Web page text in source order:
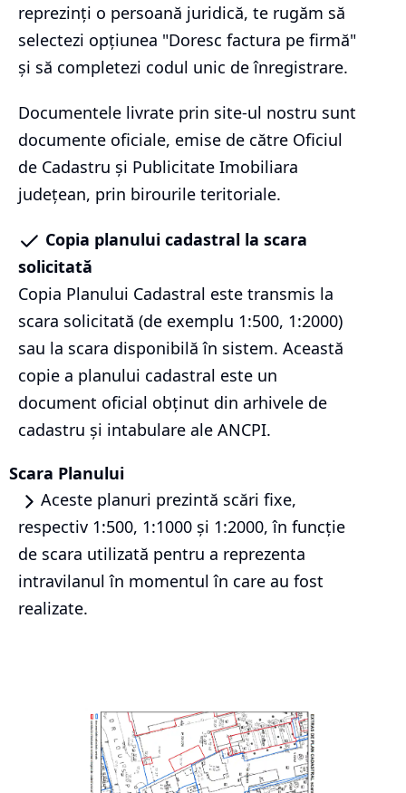
reprezinți o persoană juridică, te rugăm să
selectezi opțiunea "Doresc factura pe firmă"
și să completezi codul unic de înregistrare.
Documentele livrate prin site-ul nostru sunt
documente oficiale, emise de către Oficiul
de Cadastru și Publicitate Imobiliara
județean, prin birourile teritoriale.
Copia planului cadastral la scara
solicitată
Copia Planului Cadastral este transmis la
scara solicitată (de exemplu 1:500, 1:2000)
sau la scara disponibilă în sistem. Această
copie a planului cadastral este un
document oficial obținut din arhivele de
cadastru și intabulare ale ANCPI.
Scara Planului
Aceste planuri prezintă scări fixe,
respectiv 1:500, 1:1000 și 1:2000, în funcție
de scara utilizată pentru a reprezenta
intravilanul în momentul în care au fost
realizate.